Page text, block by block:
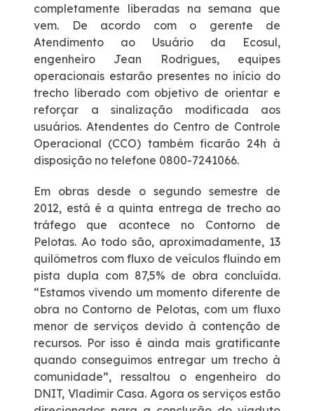
Ouvidoria
WhatsApp
completamente liberadas na semana que
vem. De acordo com o gerente de
Atendimento ao Usuário da Ecosul,
engenheiro Jean Rodrigues, equipes
operacionais estarão presentes no início do
trecho liberado com objetivo de orientar e
reforçar a sinalização modificada aos
usuários. Atendentes do Centro de Controle
Operacional (CCO) também ficarão 24h à
disposição no telefone 0800-7241066.
Em obras desde o segundo semestre de
2012, está é a quinta entrega de trecho ao
tráfego que acontece no Contorno de
Pelotas. Ao todo são, aproximadamente, 13
quilômetros com fluxo de veículos fluindo em
pista dupla com 87,5% de obra concluída.
“Estamos vivendo um momento diferente de
obra no Contorno de Pelotas, com um fluxo
menor de serviços devido à contenção de
recursos. Por isso é ainda mais gratificante
quando conseguimos entregar um trecho à
comunidade”, ressaltou o engenheiro do
DNIT, Vladimir Casa. Agora os serviços estão